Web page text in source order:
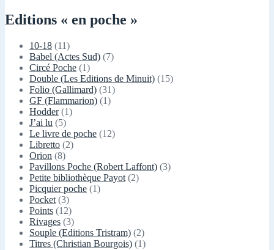
Editions « en poche »
10-18 (11)
Babel (Actes Sud) (7)
Circé Poche (1)
Double (Les Editions de Minuit) (15)
Folio (Gallimard) (31)
GF (Flammarion) (1)
Hodder(1)
J’ai lu (5)
Le livre de poche (12)
Libretto (2)
Orion (8)
Pavillons Poche (Robert Laffont) (3)
Petite bibliothèque Payot (2)
Picquier poche (1)
Pocket (3)
Points (12)
Rivages (3)
Souple (Editions Tristram) (2)
Titres (Christian Bourgois) (1)